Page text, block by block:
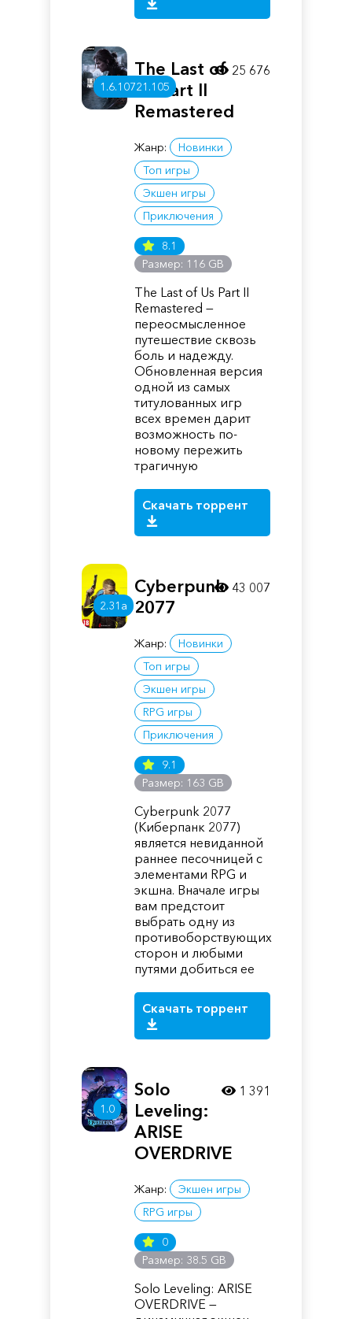
1.6.10721.105
The Last of
Us Part II
Remastered
Жанр:
Новинки
Топ игры
Экшен игры
Приключения
8.1
Размер: 116 GB
The Last of Us Part II
Remastered —
переосмысленное
путешествие сквозь
боль и надежду.
Обновленная версия
одной из самых
титулованных игр
всех времен дарит
возможность по-
новому пережить
трагичную
Скачать торрент
25 676
2.31a
Cyberpunk
2077
Жанр:
Новинки
Топ игры
Экшен игры
RPG игры
Приключения
9.1
Размер: 163 GB
Cyberpunk 2077
(Киберпанк 2077)
является невиданной
раннее песочницей с
элементами RPG и
экшна. Вначале игры
вам предстоит
выбрать одну из
противоборствующих
сторон и любыми
путями добиться ее
Скачать торрент
43 007
1.0
Solo
Leveling:
ARISE
OVERDRIVE
Жанр:
Экшен игры
RPG игры
0
Размер: 38.5 GB
Solo Leveling: ARISE
OVERDRIVE —
1 391